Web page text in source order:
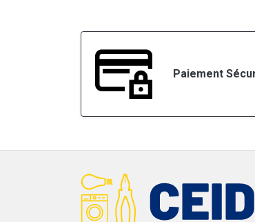
Paiement